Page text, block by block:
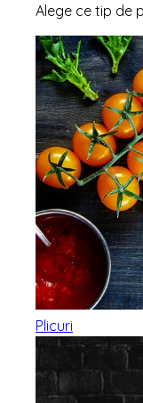
Alege ce tip de
Plicuri